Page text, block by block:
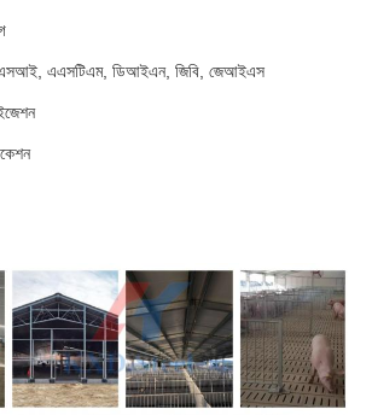
এএসটিএম, ডিআইএন, জিবি, জেআইএস